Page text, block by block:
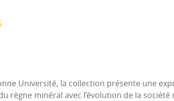
Université, la collection présente une
règne minéral avec l’évolution de la